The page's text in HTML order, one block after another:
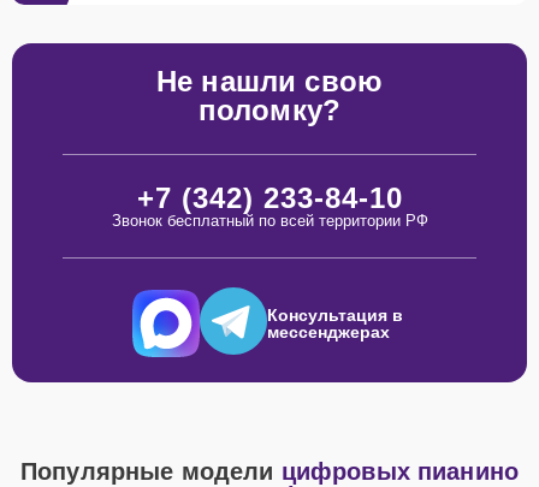
Не нашли свою
поломку?
+7 (342) 233-84-10
Звонок бесплатный по всей территории РФ
Консультация в
мессенджерах
Популярные модели цифровых пианино